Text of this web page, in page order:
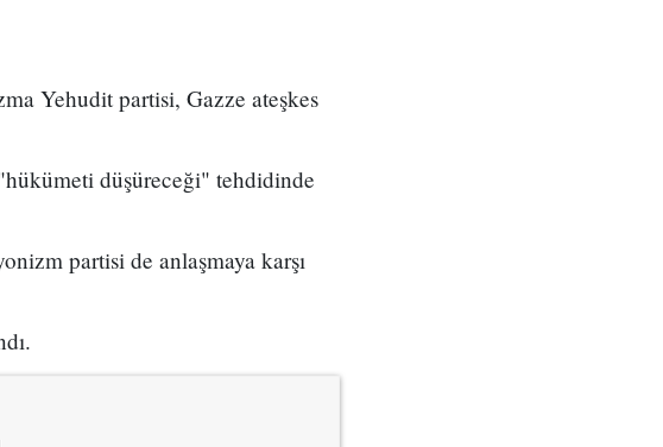
Yehudit partisi, Gazze ateşkes
düşüreceği" tehdidinde
partisi de anlaşmaya karşı